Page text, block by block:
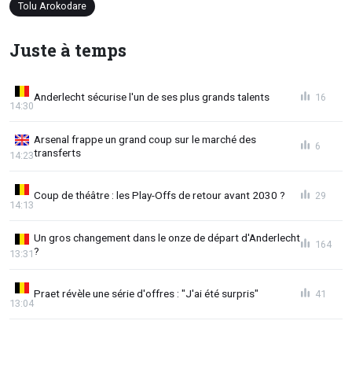
Tolu Arokodare
Juste à temps
Anderlecht sécurise l'un de ses plus grands talents
14:30
16
Arsenal frappe un grand coup sur le marché des
transferts
14:23
6
Coup de théâtre : les Play-Offs de retour avant 2030 ?
14:13
29
Un gros changement dans le onze de départ d'Anderlecht
?
13:31
164
Praet révèle une série d'offres : "J'ai été surpris"
13:04
41